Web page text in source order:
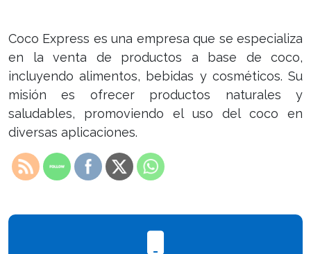
Coco Express es una empresa que se especializa
en la venta de productos a base de coco,
incluyendo alimentos, bebidas y cosméticos. Su
misión es ofrecer productos naturales y
saludables, promoviendo el uso del coco en
diversas aplicaciones.